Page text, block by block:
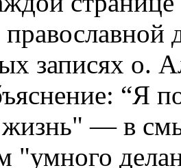
записях о.
“Я
— в
"умного